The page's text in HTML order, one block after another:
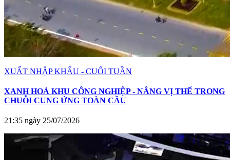
XUẤT NHẬP KHẨU - CUỐI TUẦN
XANH HOÁ KHU CÔNG NGHIỆP - NÂNG VỊ THẾ TRONG
CHUỖI CUNG ỨNG TOÀN CẦU
21:35 ngày 25/07/2026